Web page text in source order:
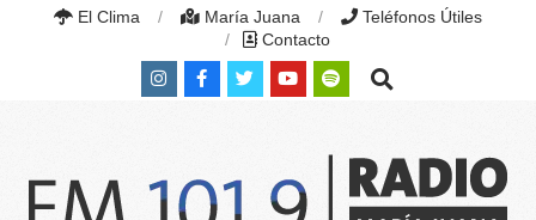
El Clima María Juana
Teléfonos Útiles
Contacto
Search